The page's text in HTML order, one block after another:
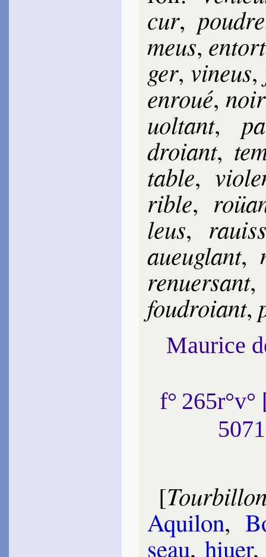
cur,
meus,
ger, vi­neus,
en­roué, noir
uol­tant,
droiant,
table,
rible,
leus,
aueu­glant,
ren­uer­sant
fou­droiant,
Maurice
f°
[
Aqui­lon,
seau, hi­uer